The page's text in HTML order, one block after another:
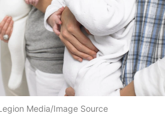
Media/Image Source